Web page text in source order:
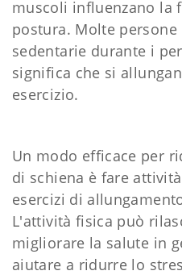
muscoli influenzano la
postura. Molte
sedentarie durante i
significa che si
esercizio.
Un modo efficace per
di schiena è fare
esercizi di
L'attività fisica può
migliorare la salute in
aiutare a ridurre lo